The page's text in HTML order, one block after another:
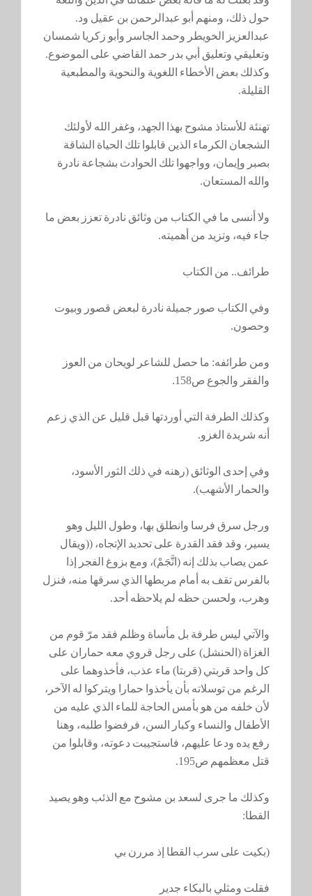
حول ذلك، ومنهم أبو عبدالرحمن بن عقيل ود.
عبدالعزيز الخويطر وحمد الجاسر وأبو زكريا شمسان
وتعليقي وتعليق أبي بدر حمد القاضي على الموضوع.
وكذلك بعض الأخطاء اللغوية والنحوية والمطبعية
القليلة.
تهنئة للأستاذ مشوح بهذا الجهد، وغفر الله لأولئك
الشجعان الكرماء الذين قابلوا تلك الحياة الشاقة
بصبر وإيمان، وواجهوا تلك الحوادث بشجاعة نادرة
والله المستعان.
ولا أنسى ما في الكتاب من وثائق نادرة تعزز بعض ما
جاء فيه، وتزيد من أهميته.
طرائف.. من الكتاب
وفي الكتاب صور جميلة نادرة لبعض قصور وبيوت
وحصون.
ومن طرائفه: ما حصل للشاعر لويحان من العوز
والفقر والجوع ص158.
وكذلك الطرفة التي أوردتها قبل قليل عن الذي زعم
أنه شريدة الغزو.
وفي إحدى الوثائق (رهنه في ذلك الثور الأسود،
والحمار الأشهب).
ورجل سرق فرسا وانطلق بها، وطول الليل وهو
يسير، وقد فقد القدرة على تحديد الإتجاه، ((ويقال
عمن يصاب بذلك إنه (انَّجَمْ)، ومع بزوغ الفجر إذا
بالفرس تقف به أمام مربطها الذي سرقها منه، فنزل
وهرب، ولحسن حظه لم يلاحظه أحد.
والآتي ليس طرفة بل مأساة وظلم فقد مرّ قوم من
الغزاة (الحنشل) على رجل قروي معه حماران على
كل واحد قربتي (قربتا) ماء عذب، فأخذوهما على
الرغم من توسلاته بأن يأخذوا حمارا ويتركوا له الآخر،
لأن خلفه من هو بأمس الحاجة للماء الذي عليه من
الأطفال والنساء وكبار السن، فرفضوا طلبه، وهنا
رفع يده ودعا عليهم، فاستجيبت دعوته، وقابلوا من
قتل معظمهم ص195.
وكذلك ما جرى لسعد بن مشوح مع الذئب وهو يصيد
القطا:
(بكيت على سرب القطا إذ مررن بي
فقلت ومثلي بالبكاء جدير